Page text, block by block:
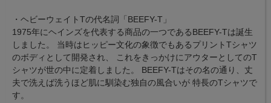
・ヘビーウェイトTの代名詞「BEEFY-T」
1975年にヘインズを代表する商品の一つであるBEEFY-Tは誕生
しました。 当時はヒッピー文化の象徴でもあるプリントTシャツ
のボディとして開発され、 これをきっかけにアウターとしてのT
シャツが世の中に定着しました。 BEEFY-Tはその名の通り、丈
夫で洗えば洗うほど肌に馴染む独自の風合いが 特長のTシャツで
す。